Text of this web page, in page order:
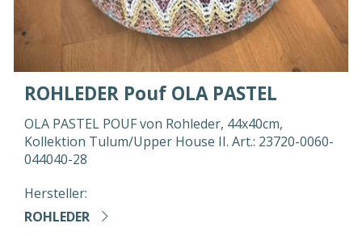
ROHLEDER Pouf OLA PASTEL
OLA PASTEL POUF von Rohleder, 44x40cm,
Kollektion Tulum/Upper House II. Art.: 23720-0060-
044040-28
Hersteller:
ROHLEDER